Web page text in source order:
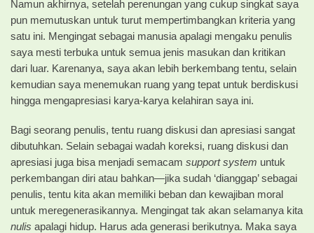
Namun akhirnya, setelah perenungan yang cukup singkat saya
pun memutuskan untuk turut mempertimbangkan kriteria yang
satu ini. Mengingat sebagai manusia apalagi mengaku penulis
saya mesti terbuka untuk semua jenis masukan dan kritikan
dari luar. Karenanya, saya akan lebih berkembang tentu, selain
kemudian saya menemukan ruang yang tepat untuk berdiskusi
hingga mengapresiasi karya-karya kelahiran saya ini.
Bagi seorang penulis, tentu ruang diskusi dan apresiasi sangat
dibutuhkan. Selain sebagai wadah koreksi, ruang diskusi dan
apresiasi juga bisa menjadi semacam support system untuk
perkembangan diri atau bahkan—jika sudah ‘dianggap’ sebagai
penulis, tentu kita akan memiliki beban dan kewajiban moral
untuk meregenerasikannya. Mengingat tak akan selamanya kita
nulis apalagi hidup. Harus ada generasi berikutnya. Maka saya